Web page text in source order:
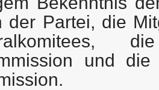
der Partei, die
und